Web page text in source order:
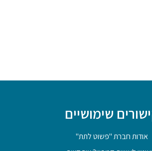
שימושיים
אודות חברת "פשוט לתת"